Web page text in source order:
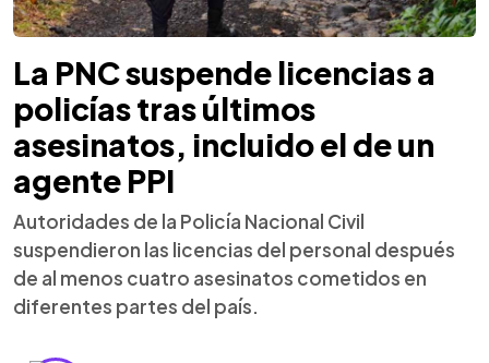
La PNC suspende licencias a
policías tras últimos
asesinatos, incluido el de un
agente PPI
Autoridades de la Policía Nacional Civil
suspendieron las licencias del personal después
de al menos cuatro asesinatos cometidos en
diferentes partes del país.